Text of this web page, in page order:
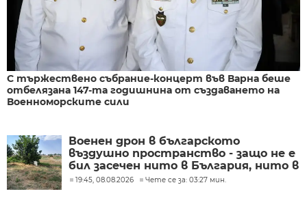
С тържествено събрание-концерт във Варна беше
отбелязана 147-та годишнина от създаването на
Военноморските сили
Военен дрон в българското
въздушно пространство - защо не е
бил засечен нито в България, нито в
Румъния?
19:45, 08.08.2026 Чете се за: 03:27 мин.